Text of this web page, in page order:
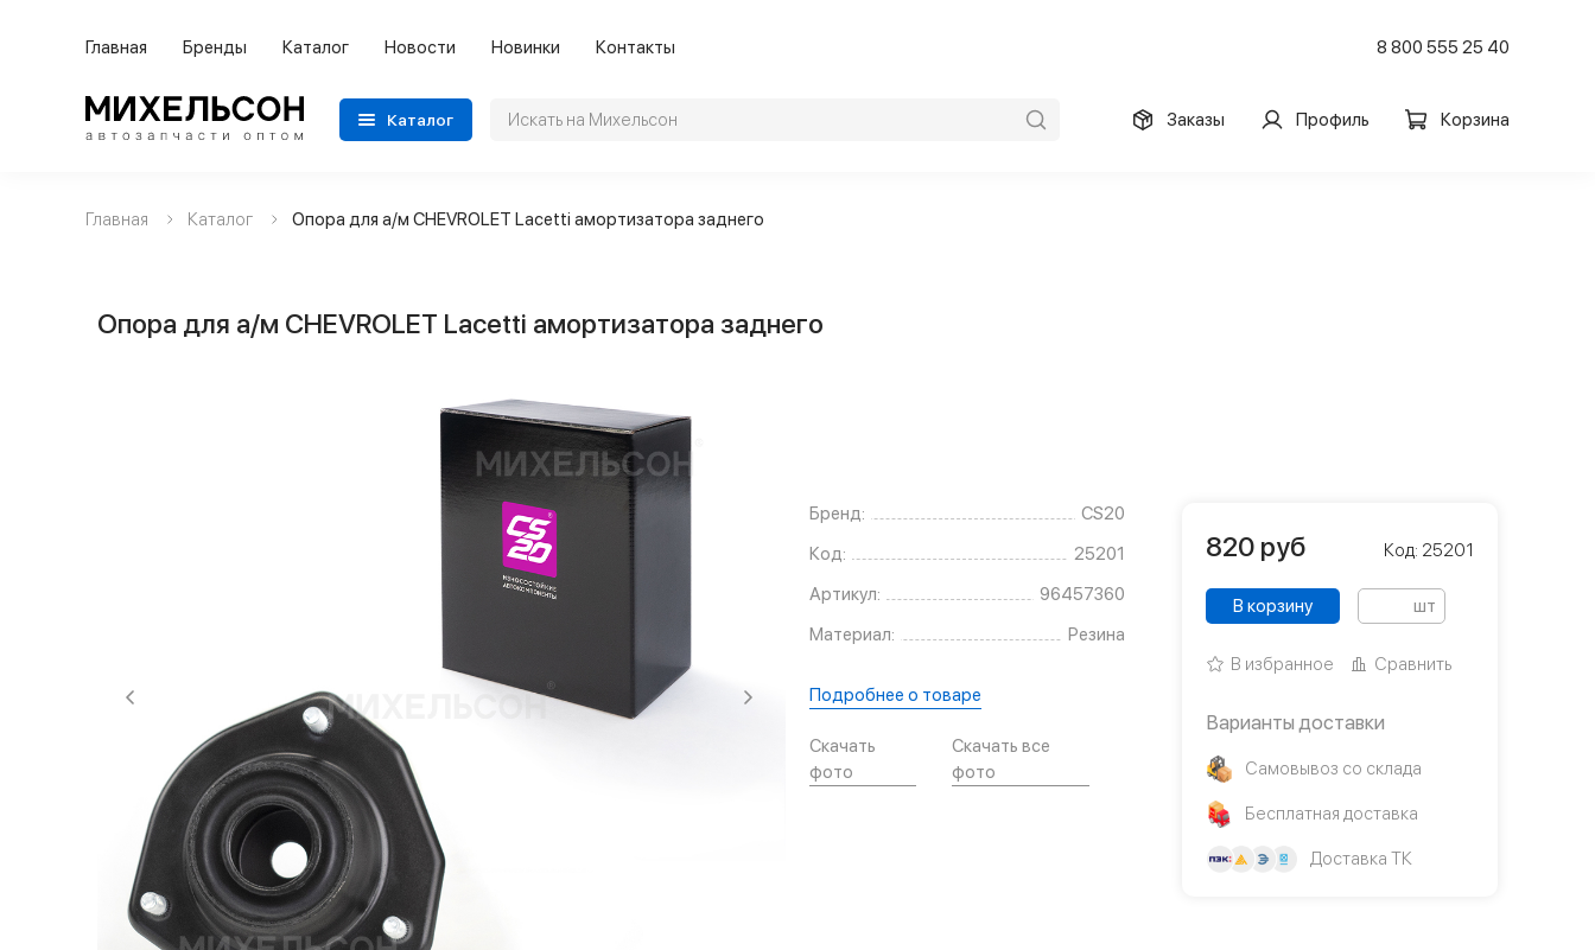
Главная Бренды Каталог Новости Новинки Контакты 8 800 555 25 40
Каталог Заказы Профиль Корзина
Применяемость
Категории автозапчастей
Главная Каталог Опора для а/м CHEVROLET Lacetti амортизатора заднего
Опора для а/м CHEVROLET Lacetti амортизатора заднего
Бренд:
CS20
Код:
25201
Артикул:
96457360
Материал:
Резина
Подробнее о товаре
Скачать
фото
Скачать все
фото
820 руб Код: 25201
В корзину шт
В избранное Сравнить
Варианты доставки
Самовывоз со склада
Бесплатная доставка
Доставка ТК